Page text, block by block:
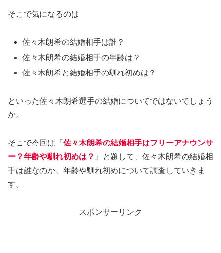
そこで気になるのは
佐々木朗希の結婚相手は誰？
佐々木朗希の結婚相手の年齢は？
佐々木朗希と結婚相手の馴れ初めは？
といった佐々木朗希選手の結婚についてではないでしょう
か。
そこで今回は『佐々木朗希の結婚相手はフリーアナウンサ
ー？年齢や馴れ初めは？ 』と題して、佐々木朗希の結婚相
手は誰なのか、年齢や馴れ初めについて調査していきま
す。
スポンサーリンク